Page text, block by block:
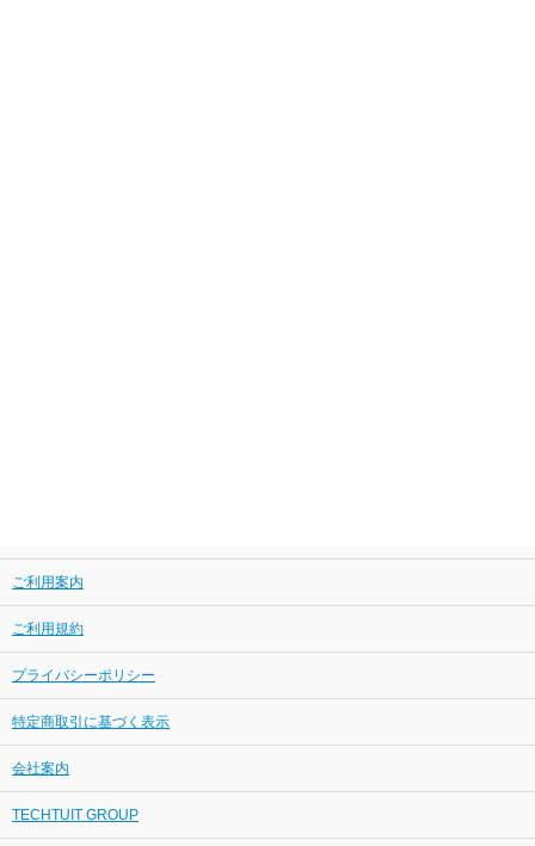
ご利用案内
ご利用規約
プライバシーポリシー
特定商取引に基づく表示
会社案内
TECHTUIT GROUP